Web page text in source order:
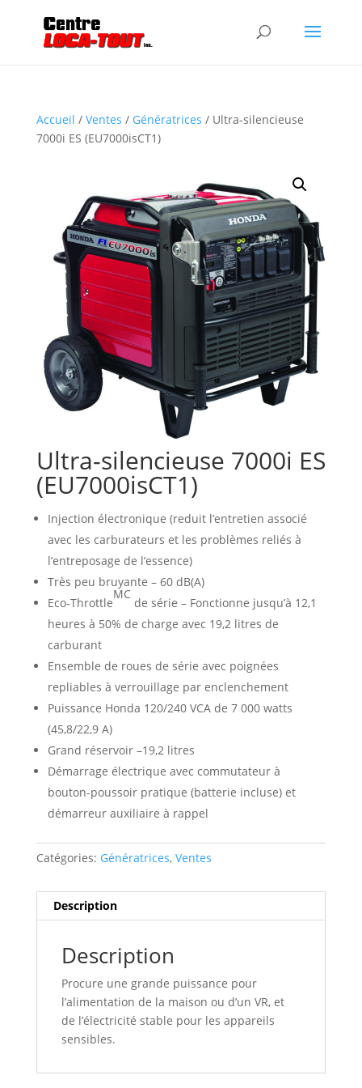
Accueil / Ventes / Génératrices / Ultra-silencieuse
7000i ES (EU7000isCT1)
Ultra-silencieuse 7000i ES
(EU7000isCT1)
Injection électronique (reduit l’entretien associé
avec les carburateurs et les problèmes reliés à
l’entreposage de l’essence)
Très peu bruyante – 60 dB(A)
Eco-Throttle
MC
de série – Fonctionne jusqu’à 12,1
heures à 50% de charge avec 19,2 litres de
carburant
Ensemble de roues de série avec poignées
repliables à verrouillage par enclenchement
Puissance Honda 120/240 VCA de 7 000 watts
(45,8/22,9 A)
Grand réservoir –19,2 litres
Démarrage électrique avec commutateur à
bouton-poussoir pratique (batterie incluse) et
démarreur auxiliaire à rappel
Catégories: Génératrices, Ventes
Description
Description
Procure une grande puissance pour
l’alimentation de la maison ou d’un VR, et
de l’électricité stable pour les appareils
sensibles.